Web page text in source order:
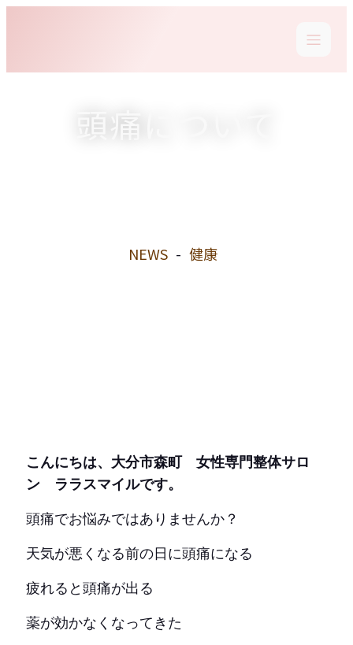
頭痛について
NEWS - 健康
こんにちは、大分市森町 女性専門整体サロ
ン ララスマイルです。
頭痛でお悩みではありませんか？
天気が悪くなる前の日に頭痛になる
疲れると頭痛が出る
薬が効かなくなってきた